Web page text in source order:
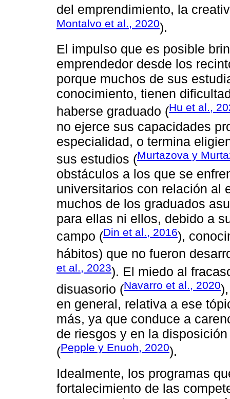
del emprendimiento, la
Montalvo et al., 2020).
El impulso que es posible
emprendedor desde los
porque muchos de sus
conocimiento, tienen
haberse graduado (Hu et al.,
no ejerce sus capacidades
especialidad, o termina
sus estudios (Murtazova y
obstáculos a los que se
universitarios con relación al
muchos de los graduados
para ellas ni ellos, debido a
campo (Din et al., 2016),
hábitos) que no fueron
et al., 2023). El miedo al
disuasorio (Navarro et al., 2020
en general, relativa a ese
más, ya que conduce a
de riesgos y en la
(Pepple y Enuoh, 2020).
Idealmente, los programas
fortalecimiento de las